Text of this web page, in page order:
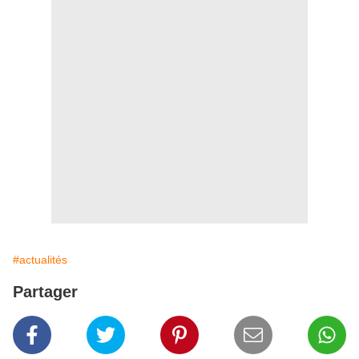
#actualités
Partager